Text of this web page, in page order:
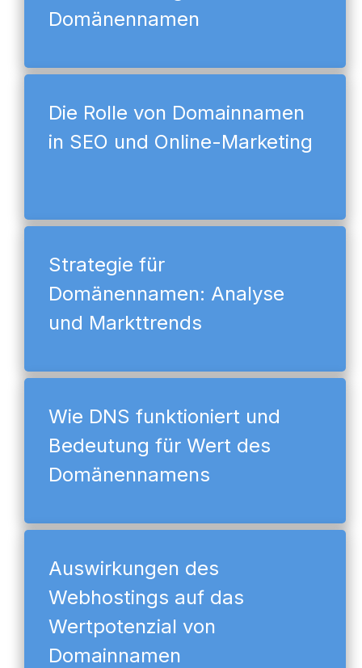
Domänennamen
Die Rolle von Domainnamen
in SEO und Online-Marketing
Strategie für
Domänennamen: Analyse
und Markttrends
Wie DNS funktioniert und
Bedeutung für Wert des
Domänennamens
Auswirkungen des
Webhostings auf das
Wertpotenzial von
Domainnamen